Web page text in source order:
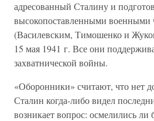
адресованный Сталину и
высокопоставленными военными
(Василевским, Тимошенко и
15 мая 1941 г. Все они
захватнической войны.
«Оборонники» считают, что нет
Сталин когда-либо видел
возникает вопрос: осмелились ли